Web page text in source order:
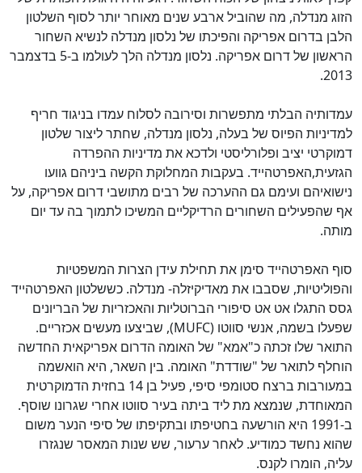
הזוג מנדלה, מה שהוביל ארבע שנים מאוחר יותר לסוף השלטון
הלבן בדרום אפריקה והפיכתו של נלסון מנדלה לנשיא השחור
הראשון של דרום אפריקה. נלסון מנדלה הלך לעולמו ב-5 בדצמבר
2013.
עמדותיה הבלתי מתפשרות וסירובה לסלוח עמדו בניגוד חריף
למדיניות הפיוס של בעלה, נלסון מנדלה, שחתר ליצור שלטון
דמוקרטי יציב ופלורליסטי ולדכא את מדיניות ההפרדה
הגזעית,האפרטהייד. בעקבות המחלוקת הקשה ביניהם גוועו
נישואיהם ועימם גם ההערכה של רבים מתושבי דרום אפריקה, על
אף שהפעילים השחורים הרדיקליים המשיכו לתמוך בה עד יום
מותה.
סוף האפרטהייד סימן את תחילת עידן הצרות המשפטיות
והפוליטיות, שסבבו את מאדיקיזלה- מנדלה. כששלטון האפרטהייד
גסס התגלו אט אט סיפורי הברוטליות והאכזריות של הבריונים
שפעלו בשמה, אנשי סווטו (MUFC), שביצעו מעשים אכזריים.
התואר שלו זכתה כ"אמא" של האומה הדרום אפריקאית החדשה
הוחלף לתואר של "שודדת" האומה. בין השאר, היא הואשמה
במעורבות ברצח סטומפי סיפי, פעיל בן 14 בחזית הדמוקרטית
המאוחדת, שנמצא מת ליד ביתה בעיר סווטו אחרי שגרונו שוסף.
ב-1991 היא הורשעה בחטיפתו ובתקיפתו של סיפי הנער משום
שהוא נחשד כמודיע. לאחר ערעור, שש שנות המאסר שנגזרו
עליה, הומרו לקנס.